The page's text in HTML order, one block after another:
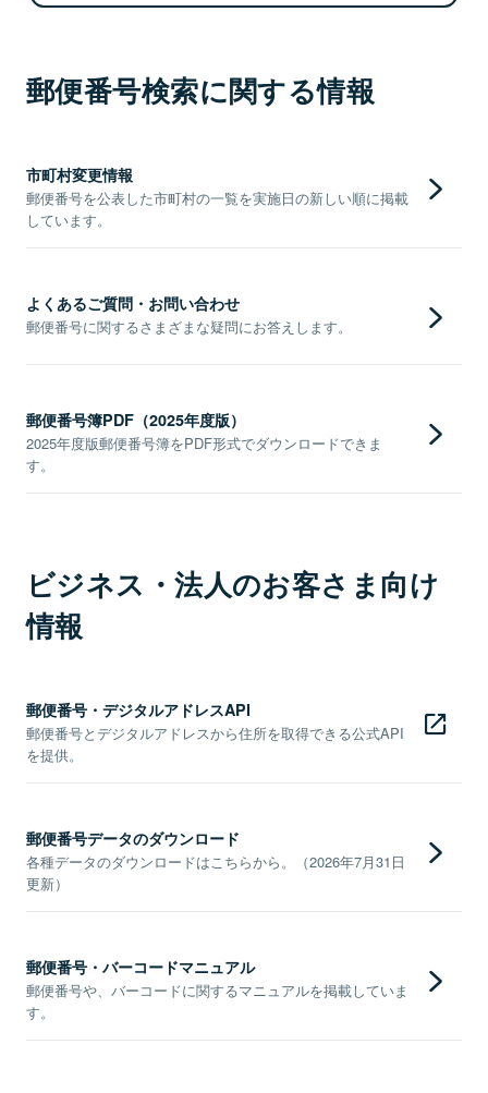
郵便番号検索に関する情報
市町村変更情報
郵便番号を公表した市町村の一覧を実施日の新しい順に掲載
しています。
よくあるご質問・お問い合わせ
郵便番号に関するさまざまな疑問にお答えします。
郵便番号簿PDF（2025年度版）
2025年度版郵便番号簿をPDF形式でダウンロードできま
す。
ビジネス・法人のお客さま向け
情報
郵便番号・デジタルアドレスAPI
郵便番号とデジタルアドレスから住所を取得できる公式API
を提供。
郵便番号データのダウンロード
各種データのダウンロードはこちらから。（2026年7月31日
更新）
郵便番号・バーコードマニュアル
郵便番号や、バーコードに関するマニュアルを掲載していま
す。